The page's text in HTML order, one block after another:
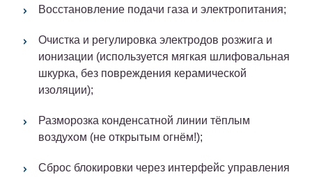
Восстановление подачи газа и электропитания;
Очистка и регулировка электродов розжига и
ионизации (используется мягкая шлифовальная
шкурка, без повреждения керамической
изоляции);
Разморозка конденсатной линии тёплым
воздухом (не открытым огнём!);
Сброс блокировки через интерфейс управления